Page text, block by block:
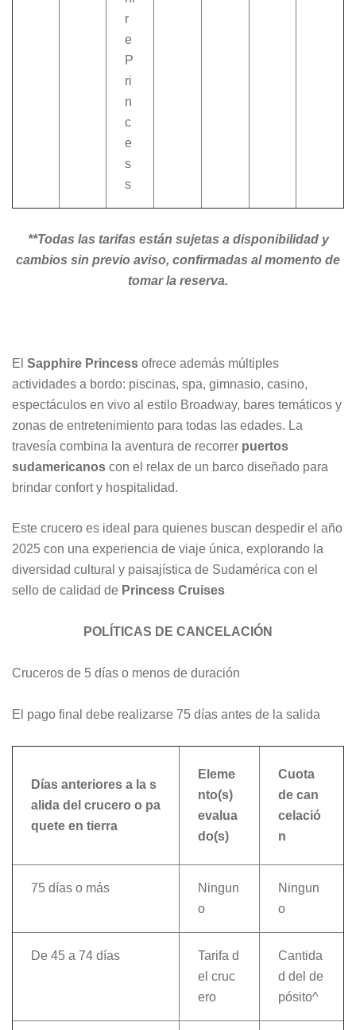
r
e
P
ri
n
c
e
s
s
**Todas las tarifas están sujetas a disponibilidad y
cambios sin previo aviso, confirmadas al momento de
tomar la reserva.
El Sapphire Princess ofrece además múltiples
actividades a bordo: piscinas, spa, gimnasio, casino,
espectáculos en vivo al estilo Broadway, bares temáticos y
zonas de entretenimiento para todas las edades. La
travesía combina la aventura de recorrer puertos
sudamericanos con el relax de un barco diseñado para
brindar confort y hospitalidad.
Este crucero es ideal para quienes buscan despedir el año
2025 con una experiencia de viaje única, explorando la
diversidad cultural y paisajística de Sudamérica con el
sello de calidad de Princess Cruises
POLÍTICAS DE CANCELACIÓN
Cruceros de 5 días o menos de duración
El pago final debe realizarse 75 días antes de la salida
Días anteriores a la s
alida del crucero o pa
quete en tierra
Eleme
nto(s)
evalua
do(s)
Cuota
de can
celació
n
75 días o más
Ningun
o
Ningun
o
De 45 a 74 días
Tarifa d
el cruc
ero
Cantida
d del de
pósito^